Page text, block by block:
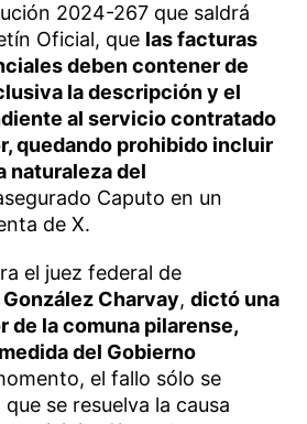
2024-267 que saldrá
Oficial, que las facturas
deben contener de
la descripción y el
al servicio contratado
quedando prohibido incluir
naturaleza del
Caputo en un
de X.
el juez federal de
Charvay, dictó una
de la comuna pilarense,
del Gobierno
el fallo sólo se
se resuelva la causa